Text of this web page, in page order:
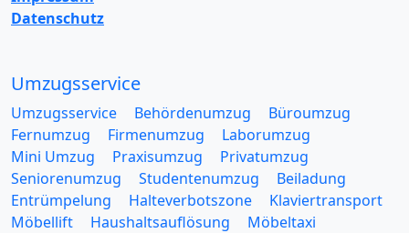
Datenschutz
Umzugsservice
Umzugsservice Behördenumzug
Büroumzug
Fernumzug
Firmenumzug
Laborumzug
Mini Umzug
Praxisumzug
Privatumzug
Seniorenumzug
Studentenumzug
Beiladung
Entrümpelung
Halteverbotszone
Klaviertransport
Möbellift
Haushaltsauflösung
Möbeltaxi